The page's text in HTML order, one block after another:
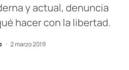
y actual, denuncia
hacer con la libertad.
2 marzo 2019